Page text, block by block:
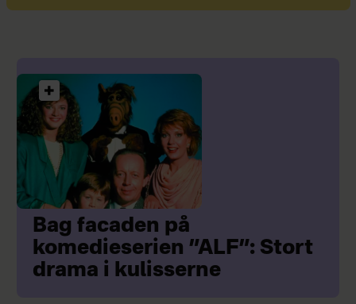
Bag facaden på
komedieserien ”ALF”: Stort
drama i kulisserne